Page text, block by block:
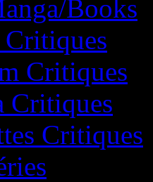
Books
Critiques
Critiques
Critiques